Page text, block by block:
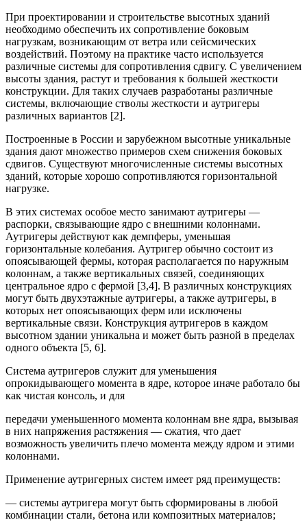
При проектировании и строительстве высотных зданий
необходимо обеспечить их сопротивление боковым
нагрузкам, возникающим от ветра или сейсмических
воздействий. Поэтому на практике часто используется
различные системы для сопротивления сдвигу. С увеличением
высоты здания, растут и требования к большей жесткости
конструкции. Для таких случаев разработаны различные
системы, включающие стволы жесткости и аутригеры
различных вариантов [2].
Построенные в России и зарубежном высотные уникальные
здания дают множество примеров схем снижения боковых
сдвигов. Существуют многочисленные системы высотных
зданий, которые хорошо сопротивляются горизонтальной
нагрузке.
В этих системах особое место занимают аутригеры —
распорки, связывающие ядро с внешними колоннами.
Аутригеры действуют как демпферы, уменьшая
горизонтальные колебания. Аутригер обычно состоит из
опоясывающей фермы, которая располагается по наружным
колоннам, а также вертикальных связей, соединяющих
центральное ядро с фермой [3,4]. В различных конструкциях
могут быть двухэтажные аутригеры, а также аутригеры, в
которых нет опоясывающих ферм или исключены
вертикальные связи. Конструкция аутригеров в каждом
высотном здании уникальна и может быть разной в пределах
одного объекта [5, 6].
Система аутригеров служит для уменьшения
опрокидывающего момента в ядре, которое иначе работало бы
как чистая консоль, и для
передачи уменьшенного момента колоннам вне ядра, вызывая
в них напряжения растяжения — сжатия, что дает
возможность увеличить плечо момента между ядром и этими
колоннами.
Применение аутригерных систем имеет ряд преимуществ:
— системы аутригера могут быть сформированы в любой
комбинации стали, бетона или композитных материалов;